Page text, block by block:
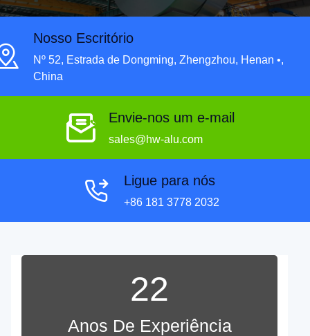
Nosso Escritório
Nº 52, Estrada de Dongming, Zhengzhou, Henan •,
China
Envie-nos um e-mail
sales@hw-alu.com
Ligue para nós
+86 181 3778 2032
22
Anos De Experiência